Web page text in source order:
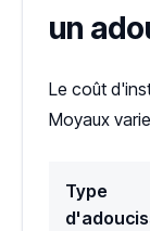
un
Le coût
Moyaux
Type